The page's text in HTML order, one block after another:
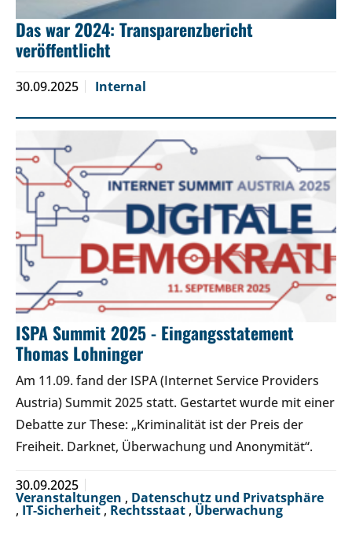
Das war 2024: Transparenzbericht
veröffentlicht
30.09.2025 Internal
ISPA Summit 2025 - Eingangsstatement
Thomas Lohninger
Am 11.09. fand der ISPA (Internet Service Providers
Austria) Summit 2025 statt. Gestartet wurde mit einer
Debatte zur These: „Kriminalität ist der Preis der
Freiheit. Darknet, Überwachung und Anonymität“.
30.09.2025
Veranstaltungen , Datenschutz und Privatsphäre
, IT-Sicherheit, Rechtsstaat , Überwachung